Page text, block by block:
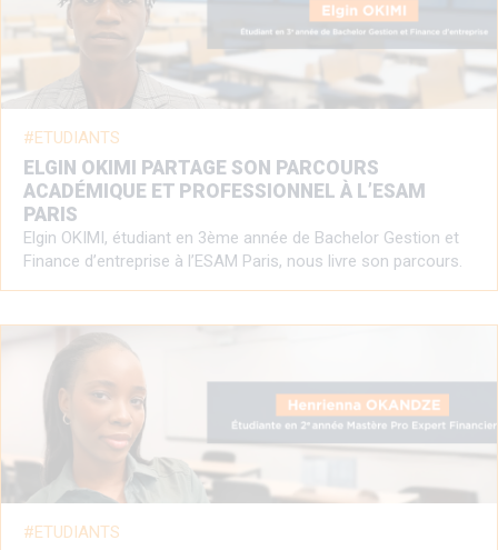
ETUDIANTS
ELGIN OKIMI PARTAGE SON PARCOURS
ACADÉMIQUE ET PROFESSIONNEL À L’ESAM
PARIS
Elgin OKIMI, étudiant en 3ème année de Bachelor Gestion et
Finance d’entreprise à l’ESAM Paris, nous livre son parcours.
ETUDIANTS